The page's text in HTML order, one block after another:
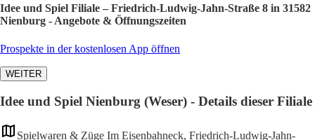
Idee und Spiel Filiale – Friedrich-Ludwig-Jahn-Straße 8 in 31582
Nienburg - Angebote & Öffnungszeiten
Prospekte in der kostenlosen App öffnen
WEITER
Idee und Spiel Nienburg (Weser) - Details dieser Filiale
Spielwaren & Züge Im Eisenbahneck, Friedrich-Ludwig-Jahn-